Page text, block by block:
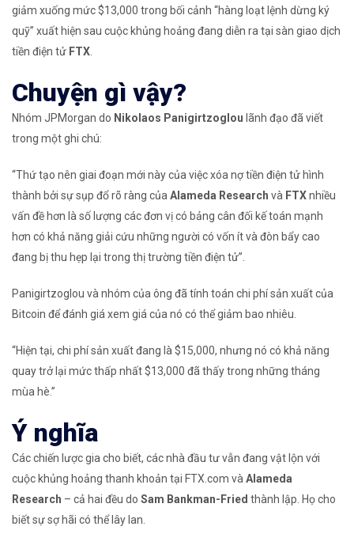
giảm xuống mức $13,000 trong bối cảnh “hàng loạt lệnh dừng ký
quỹ” xuất hiện sau cuộc khủng hoảng đang diễn ra tại sàn giao dịch
tiền điện tử FTX.
Chuyện gì vậy?
Nhóm JPMorgan do Nikolaos Panigirtzoglou lãnh đạo đã viết
trong một ghi chú:
“Thứ tạo nên giai đoạn mới này của việc xóa nợ tiền điện tử hình
thành bởi sự sụp đổ rõ ràng củaAlameda Research và FTXnhiều
vấn đề hơn là số lượng các đơn vị có bảng cân đối kế toán mạnh
hơn có khả năng giải cứu những người có vốn ít và đòn bẩy cao
đang bị thu hẹp lại trong thị trường tiền điện tử”.
Panigirtzoglou và nhóm của ông đã tính toán chi phí sản xuất của
Bitcoin để đánh giá xem giá của nó có thể giảm bao nhiêu.
“Hiện tại, chi phí sản xuất đang là $15,000, nhưng nó có khả năng
quay trở lại mức thấp nhất $13,000 đã thấy trong những tháng
mùa hè.”
Ý nghĩa
Các chiến lược gia cho biết, các nhà đầu tư vẫn đang vật lộn với
cuộc khủng hoảng thanh khoản tại FTX.com vàAlameda
Research – cả hai đều do Sam Bankman-Fried thành lập. Họ cho
biết sự sợ hãi có thể lây lan.